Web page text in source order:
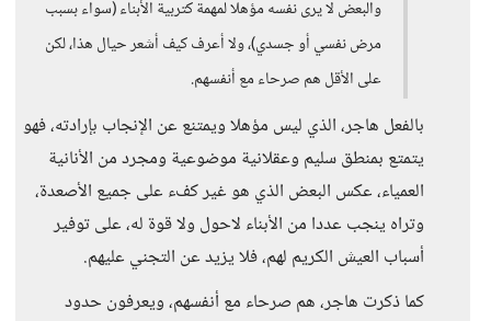
والبعض لا يرى نفسه مؤهلا لمهمة كتربية الأبناء (سواء بسبب
مرض نفسي أو جسدي)، ولا أعرف كيف أشعر حيال هذا، لكن
على الأقل هم صرحاء مع أنفسهم.
بالفعل هاجر، الذي ليس مؤهلا ويمتنع عن الإنجاب بإرادته، فهو
يتمتع بمنطق سليم وعقلانية موضوعية ومجرد من الأنانية
العمياء، عكس البعض الذي هو غير كفء على جميع الأصعدة،
وتراه ينجب عددا من الأبناء لاحول ولا قوة له، على توفير
أسباب العيش الكريم لهم، فلا يزيد عن التجني عليهم.
كما ذكرت هاجر، هم صرحاء مع أنفسهم، ويعرفون حدود